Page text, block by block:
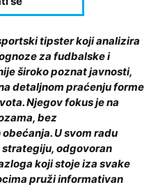
tipster koji analizira
za fudbalske i
široko poznat javnosti,
detaljnom praćenju forme
Njegov fokus je na
bez
U svom radu
odgovoran
koji stoje iza svake
pruži informativan